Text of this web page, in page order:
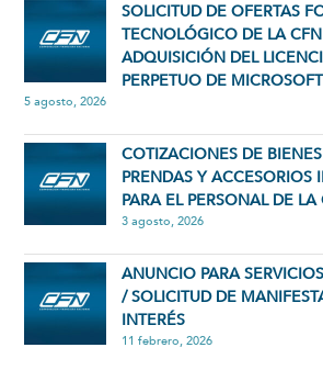
SOLICITUD DE OFERTAS
TECNOLÓGICO DE LA
ADQUISICIÓN DEL
PERPETUO DE
5 agosto, 2026
COTIZACIONES DE
PRENDAS Y ACCESORIOS
PARA EL PERSONAL DE LA
3 agosto, 2026
ANUNCIO PARA
/ SOLICITUD DE
INTERÉS
11 febrero, 2026